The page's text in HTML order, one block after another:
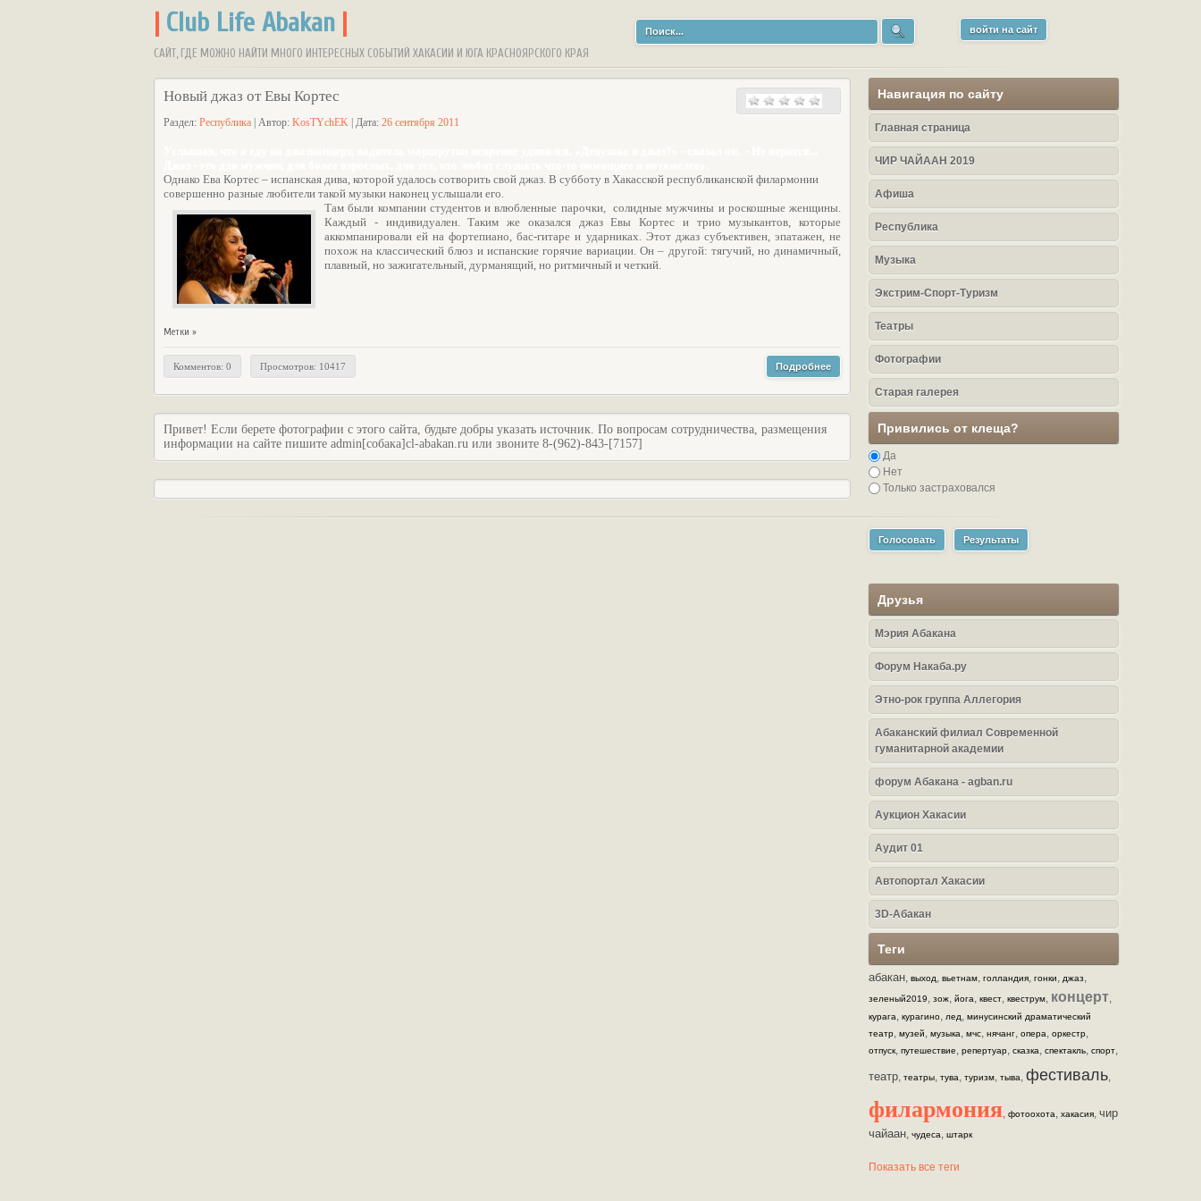
Club Life Abakan
САЙТ, ГДЕ МОЖНО НАЙТИ МНОГО ИНТЕРЕСНЫХ СОБЫТИЙ ХАКАСИИ И ЮГА КРАСНОЯРСКОГО КРАЯ
войти на сайт
Новый джаз от Евы Кортес
Раздел: Республика | Автор: KosTYchEK | Дата: 26 сентября 2011
Однако Ева Кортес – испанская дива, которой удалось сотворить свой джаз. В субботу в Хакасской республиканской филармонии
совершенно разные любители такой музыки наконец услышали его.
Там были компании студентов и влюбленные парочки, солидные мужчины и роскошные женщины.
Каждый - индивидуален. Таким же оказался джаз Евы Кортес и трио музыкантов, которые
аккомпанировали ей на фортепиано, бас-гитаре и ударниках. Этот джаз субъективен, эпатажен, не
похож на классический блюз и испанские горячие вариации. Он – другой: тягучий, но динамичный,
плавный, но зажигательный, дурманящий, но ритмичный и четкий.
Метки »
Комментов: 0 Просмотров: 10417 Подробнее
Привет! Если берете фотографии с этого сайта, будьте добры указать источник. По вопросам сотрудничества, размещения
информации на сайте пишите admin[собака]cl-abakan.ru или звоните 8-(962)-843-[7157]
Навигация по сайту
Главная страница
ЧИР ЧАЙААН 2019
Афиша
Республика
Музыка
Экстрим-Спорт-Туризм
Театры
Фотографии
Старая галерея
Привились от клеща?
Да
Нет
Только застраховался
Голосовать Результаты
Друзья
Мэрия Абакана
Форум Накаба.ру
Этно-рок группа Аллегория
Абаканский филиал Современной
гуманитарной академии
форум Абакана - agban.ru
Аукцион Хакасии
Аудит 01
Автопортал Хакасии
3D-Абакан
Теги
абакан, выход, вьетнам, голландия, гонки, джаз,
зеленый2019, зож, йога, квест, квеструм, концерт,
курага, курагино, лед, минусинский драматический
театр, музей, музыка, мчс, нячанг, опера, оркестр,
отпуск, путешествие, репертуар, сказка, спектакль, спорт,
театр, театры, тува, туризм, тыва, фестиваль,
филармония, фотоохота, хакасия, чир
чайаан, чудеса, штарк
Показать все теги